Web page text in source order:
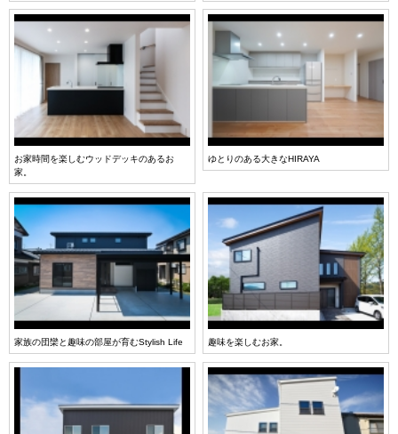
お家時間を楽しむウッドデッキのあるお
家。
ゆとりのある大きなHIRAYA
家族の団欒と趣味の部屋が育むStylish Life 趣味を楽しむお家。